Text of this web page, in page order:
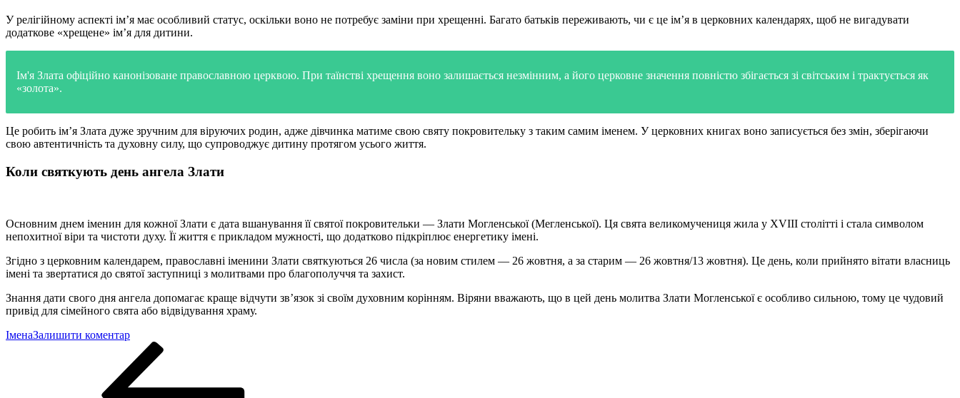
У релігійному аспекті ім’я має особливий статус, оскільки воно не потребує заміни при хрещенні. Багато батьків переживають, чи є це ім’я в церковних календарях, щоб не вигадувати
додаткове «хрещене» ім’я для дитини.
Ім'я Злата офіційно канонізоване православною церквою. При таїнстві хрещення воно залишається незмінним, а його церковне значення повністю збігається зі світським і трактується як
«золота».
Це робить ім’я Злата дуже зручним для віруючих родин, адже дівчинка матиме свою святу покровительку з таким самим іменем. У церковних книгах воно записується без змін, зберігаючи
свою автентичність та духовну силу, що супроводжує дитину протягом усього життя.
Коли святкують день ангела Злати
Основним днем іменин для кожної Злати є дата вшанування її святої покровительки — Злати Могленської (Мегленської). Ця свята великомучениця жила у XVIII столітті і стала символом
непохитної віри та чистоти духу. Її життя є прикладом мужності, що додатково підкріплює енергетику імені.
Згідно з церковним календарем, православні іменини Злати святкуються 26 числа (за новим стилем — 26 жовтня, а за старим — 26 жовтня/13 жовтня). Це день, коли прийнято вітати власниць
імені та звертатися до святої заступниці з молитвами про благополуччя та захист.
Знання дати свого дня ангела допомагає краще відчути зв’язок зі своїм духовним корінням. Віряни вважають, що в цей день молитва Злати Могленської є особливо сильною, тому це чудовий
привід для сімейного свята або відвідування храму.
ІменаЗалишити коментардо
Що
означає
ім’я
Злата: